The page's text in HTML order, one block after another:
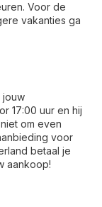
Voor de
vakanties ga
jouw
17:00 uur en hij
om even
voor
betaal je
aankoop!